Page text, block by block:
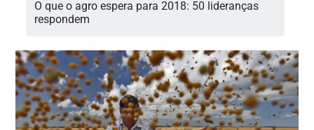
O que o agro espera para 2018: 50 lideranças
respondem